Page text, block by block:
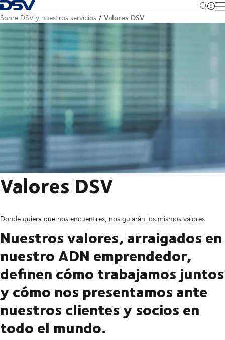
Volver a la página de inicio
Sobre DSV y nuestros servicios Valores DSV
Valores DSV
Donde quiera que nos encuentres, nos guiarán los mismos valores
Nuestros valores, arraigados en
nuestro ADN emprendedor,
definen cómo trabajamos juntos
y cómo nos presentamos ante
nuestros clientes y socios en
todo el mundo.